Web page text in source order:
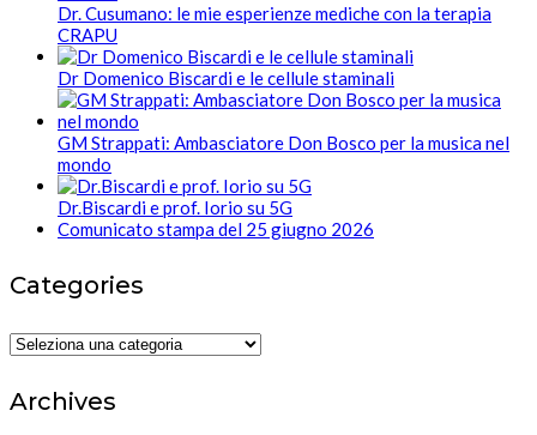
Dr. Cusumano: le mie esperienze mediche con la terapia
CRAPU
Dr Domenico Biscardi e le cellule staminali
GM Strappati: Ambasciatore Don Bosco per la musica nel
mondo
Dr.Biscardi e prof. Iorio su 5G
Comunicato stampa del 25 giugno 2026
Categories
Categories
Archives